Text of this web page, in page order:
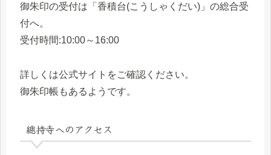
御朱印の受付は「香積台(こうしゃくだい)」の総合受
付へ。
受付時間:10:00～16:00
詳しくは公式サイトをご確認ください。
御朱印帳もあるようです。
總持寺へのアクセス